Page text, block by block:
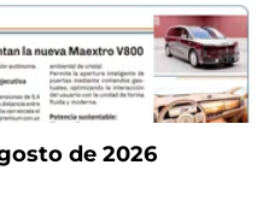
de 2026